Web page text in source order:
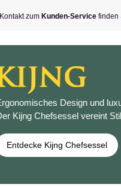
zum Kunden-Service finden
Design und
Kijng Chefsessel vereint
Entdecke Kijng Chefsessel